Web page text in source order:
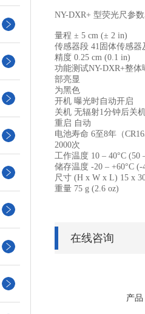
NY-DXR+ 型荧光尺参
量程 ± 5 cm (± 2 in)
传感器段 41固体传感
精度 0.25 cm (0.1 in)
功能测试NY-DXR+整体
部亮显
为黑色
开机 曝光时自动开启
关机 无辐射1分钟后关
重启 自动
电池寿命 6至8年（
2000次
工作温度 10 – 40°C (50
储存温度 -20 – +60°C (-
尺寸 (H x W x L) 15 x
重量 75 g (2.6 oz)
在线咨询
产品